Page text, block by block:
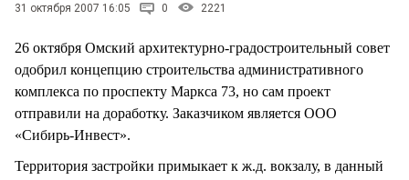
31 октября 2007 16:05 0 2221
26 октября Омский архитектурно-градостроительный совет
одобрил концепцию строительства административного
комплекса по проспекту Маркса 73, но сам проект
отправили на доработку. Заказчиком является ООО
«Сибирь-Инвест».
Территория застройки примыкает к ж.д. вокзалу, в данный